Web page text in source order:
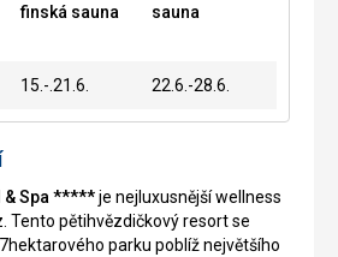
finská sauna
sauna
15.-.21.6. 22.6.-28.6.
& Spa *****je nejluxusnější wellness
Tento pětihvězdičkový resort se
parku poblíž největšího